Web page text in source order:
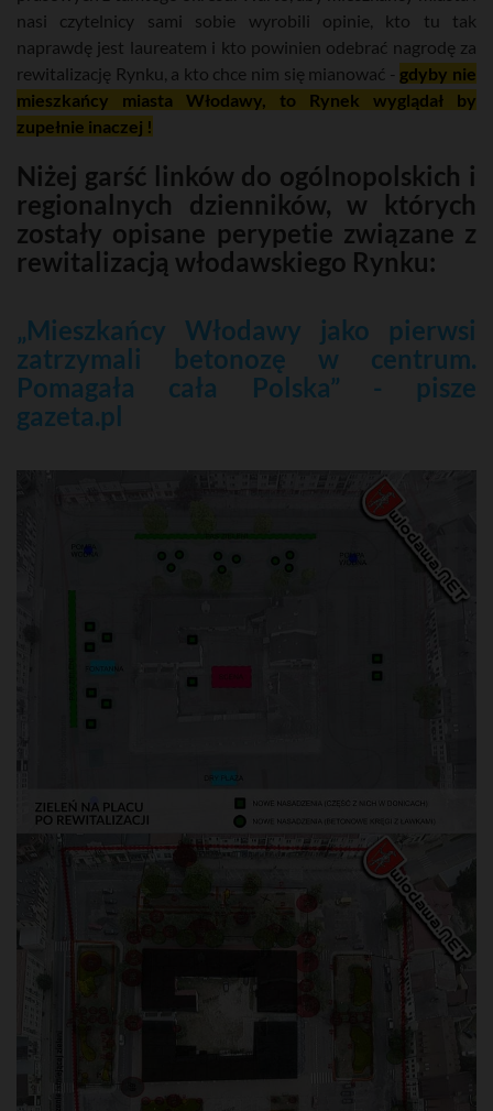
nasi czytelnicy sami sobie wyrobili opinie, kto tu tak
naprawdę jest laureatem i kto powinien odebrać nagrodę za
rewitalizację Rynku, a kto chce nim się mianować - gdyby nie
mieszkańcy miasta Włodawy, to Rynek wyglądał by
zupełnie inaczej !
Niżej garść linków do ogólnopolskich i
regionalnych dzienników, w których
zostały opisane perypetie związane z
rewitalizacją włodawskiego Rynku:
„Mieszkańcy Włodawy jako pierwsi
zatrzymali betonozę w centrum.
Pomagała cała Polska” - pisze
gazeta.pl